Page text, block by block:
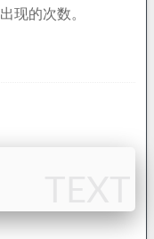
出现的次数。